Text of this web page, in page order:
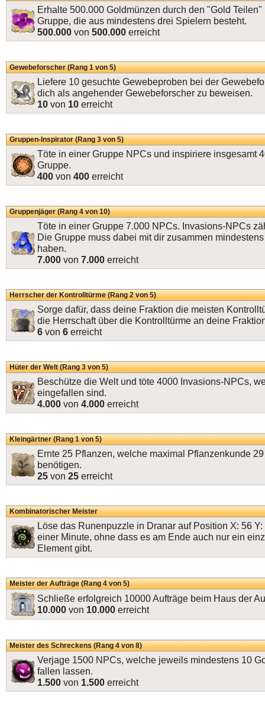
Erhalte 500.000 Goldmünzen durch den "Gold
Gruppe, die aus mindestens drei Spielern besteht.
500.000 von 500.000 erreicht
Gewebeforscher (Rang 1 von 5)
Liefere 10 gesuchte Gewebeproben bei der
dich als angehender Gewebeforscher zu beweisen.
10 von 10 erreicht
Gruppen-Inspirator (Rang 3 von 5)
Töte in einer Gruppe NPCs und inspiriere insgesamt
Gruppe.
400 von 400 erreicht
Gruppenjäger (Rang 4 von 10)
Töte in einer Gruppe 7.000 NPCs. Invasions-NPCs
Die Gruppe muss dabei mit dir zusammen
haben.
7.000 von 7.000 erreicht
Herrscher der Kontrolltürme (Rang 2 von 5)
Sorge dafür, dass deine Fraktion die meisten
die Herrschaft über die Kontrolltürme an deine
6 von 6 erreicht
Hüter der Welt (Rang 3 von 5)
Beschütze die Welt und töte 4000 Invasions-NPCs,
eingefallen sind.
4.000 von 4.000 erreicht
Kleingärtner (Rang 1 von 5)
Ernte 25 Pflanzen, welche maximal Pflanzenkunde
benötigen.
25 von 25 erreicht
Kombinatorischer Meister
Löse das Runenpuzzle in Dranar auf Position X: 56
einer Minute, ohne dass es am Ende auch nur ein
Element gibt.
Meister der Aufträge (Rang 4 von 5)
Schließe erfolgreich 10000 Aufträge beim Haus der
10.000 von 10.000 erreicht
Meister des Schreckens (Rang 4 von 8)
Verjage 1500 NPCs, welche jeweils mindestens 10
fallen lassen.
1.500 von 1.500 erreicht